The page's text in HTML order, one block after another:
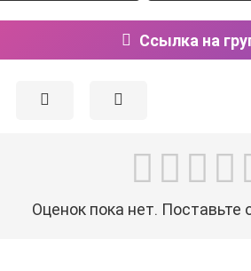
Ссылка на
Оценок пока нет. Поставьте